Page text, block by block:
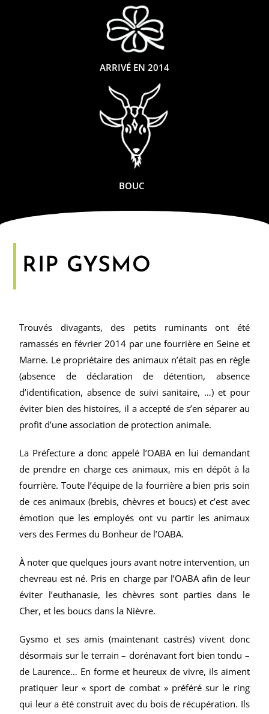
ARRIVÉ EN 2014
BOUC
RIP GYSMO
Trouvés divagants, des petits ruminants ont été
ramassés en février 2014 par une fourrière en Seine et
Marne. Le propriétaire des animaux n’était pas en règle
(absence de déclaration de détention, absence
d’identification, absence de suivi sanitaire, …) et pour
éviter bien des histoires, il a accepté de s’en séparer au
profit d’une association de protection animale.
La Préfecture a donc appelé l’OABA en lui demandant
de prendre en charge ces animaux, mis en dépôt à la
fourrière. Toute l’équipe de la fourrière a bien pris soin
de ces animaux (brebis, chèvres et boucs) et c’est avec
émotion que les employés ont vu partir les animaux
vers des Fermes du Bonheur de l’OABA.
À noter que quelques jours avant notre intervention, un
chevreau est né. Pris en charge par l’OABA afin de leur
éviter l’euthanasie, les chèvres sont parties dans le
Cher, et les boucs dans la Nièvre.
Gysmo et ses amis (maintenant castrés) vivent donc
désormais sur le terrain – dorénavant fort bien tondu –
de Laurence… En forme et heureux de vivre, ils aiment
pratiquer leur « sport de combat » préféré sur le ring
qui leur a été construit avec du bois de récupération. Ils